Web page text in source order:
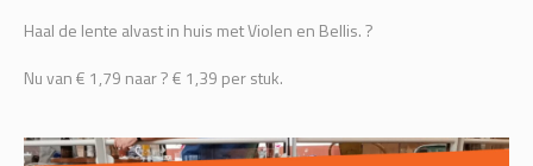
Haal de lente alvast in huis met Violen en Bellis. ?
Nu van € 1,79 naar ? € 1,39 per stuk.